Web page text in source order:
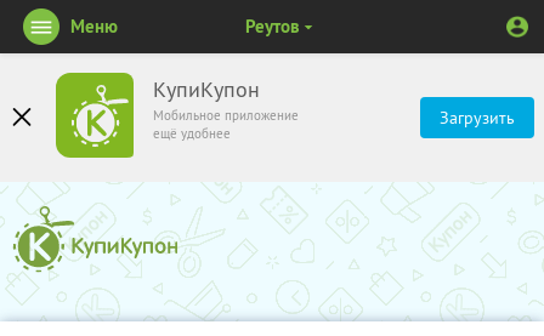
КупиКупон
Мобильное приложение
ещё удобнее
Загрузить
Меню Реутов